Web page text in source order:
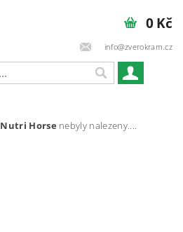
info@zverokram.cz
0 Kč
Nutri Horse nebyly nalezeny....